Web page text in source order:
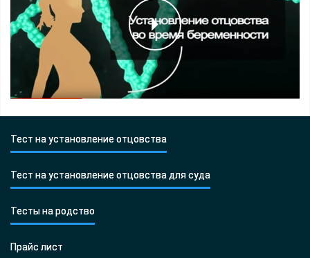
Тест на установление отцовства
Тест на установление отцовства для суда
Тесты на родство
Прайс лист